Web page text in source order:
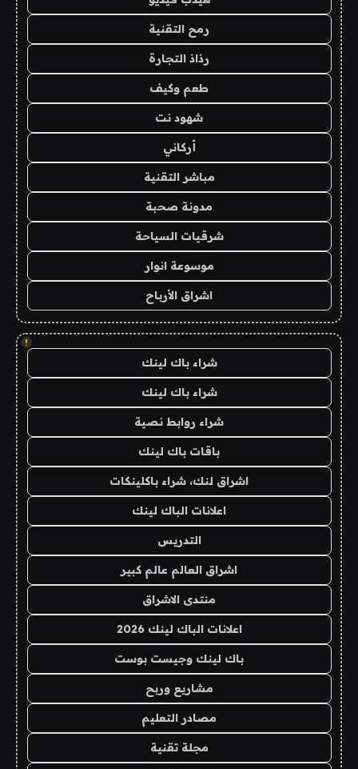
رمح التقنية
رذاذ التجارة
طعم وكيف
شهود نت
أركاني
مباشر التقنية
مدونة صحبة
شرقيات السياحة
موسوعة انوار
اشراق الأرباح
!
شراء باك لينك
شراء باك لينك
شراء روابط نصية
باقات باك لينك
اشراق لنك، شراء باكلينكات
اعلانات الباك لينك
التدريس
اشراق العالم عالم كبير
منتدى الاشراق
اعلانات الباك لينك 2026
باك لينك وجيست بوست
مشاريع وربح
مصادر التعليم
مجلة تقنية